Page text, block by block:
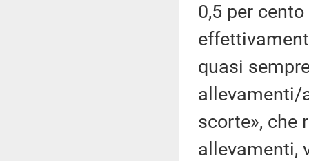
0,5 per
quasi
allevamenti/
scorte», che
allevamenti,